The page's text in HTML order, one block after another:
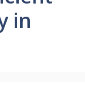
in